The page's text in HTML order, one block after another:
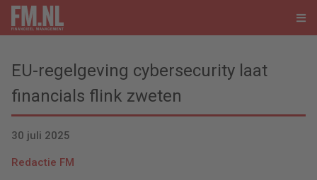
EU-regelgeving cybersecurity laat
financials flink zweten
30 juli 2025
Redactie FM